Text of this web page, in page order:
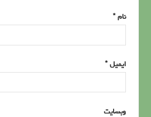
نام *
ایمیل *
وبسایت